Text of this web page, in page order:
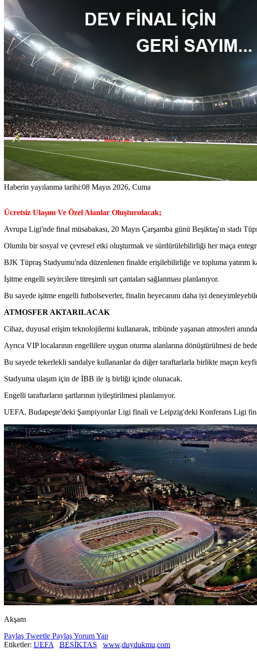
Haberin yayılanma tarihi:08 Mayıs 2026, Cuma
Ücretsiz Ulaşım Ve Özel Alanlar Oluşturulacak;
Avrupa Ligi'nde final müsabakası, 20 Mayıs Çarşamba günü Beşiktaş'ın stadı
Olumlu bir sosyal ve çevresel etki oluşturmak ve sürdürülebilirliği her maça
BJK Tüpraş Stadyumu'nda düzenlenen finalde erişilebilirliğe ve topluma yatırım
İşitme engelli seyircilere titreşimli sırt çantaları sağlanması planlanıyor.
Bu sayede işitme engelli futbolseverler, finalin heyecanını daha iyi
ATMOSFER AKTARILACAK
Cihaz, duyusal erişim teknolojilerini kullanarak, tribünde yaşanan atmosferi
Ayrıca VIP localarının engellilere uygun oturma alanlarına dönüştürülmesi de
Bu sayede tekerlekli sandalye kullananlar da diğer taraftarlarla birlikte maçın
Stadyuma ulaşım için de İBB ile iş birliği içinde olunacak.
Engelli taraftarların şartlarının iyileştirilmesi planlanıyor.
UEFA, Budapeşte'deki Şampiyonlar Ligi finali ve Leipzig'deki Konferans Ligi
Akşam
Paylaş Tweetle PaylaşYorum Yap
Etiketler: UEFA BEŞİKTAŞ www.duydukmu.com